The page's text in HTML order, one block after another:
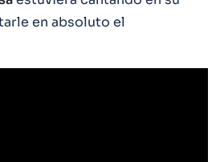
en absoluto el